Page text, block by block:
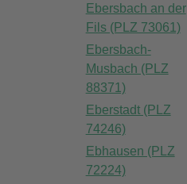
Ebersbach an der
Fils (PLZ 73061)
Ebersbach-
Musbach (PLZ
88371)
Eberstadt (PLZ
74246)
Ebhausen (PLZ
72224)